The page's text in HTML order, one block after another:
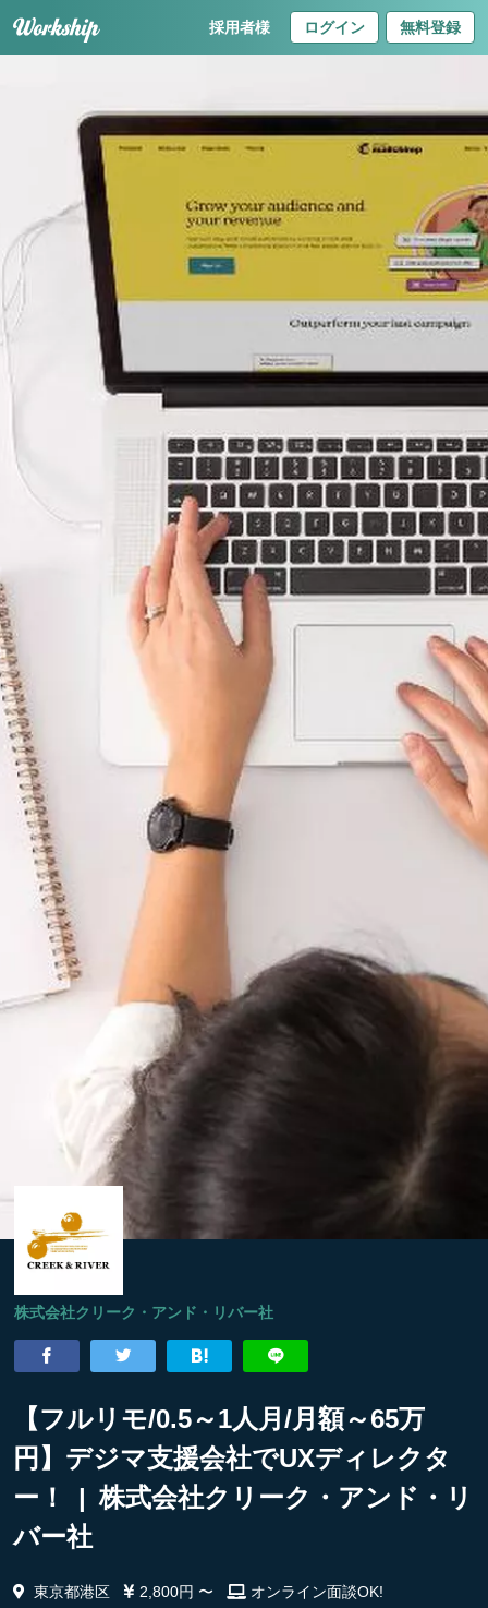
採用者様 ログイン 無料登録
株式会社クリーク・アンド・リバー社
【フルリモ/0.5～1人月/月額～65万
円】デジマ支援会社でUXディレクタ
ー！ | 株式会社クリーク・アンド・リ
バー社
東京都港区 2,800円 〜 オンライン面談OK!